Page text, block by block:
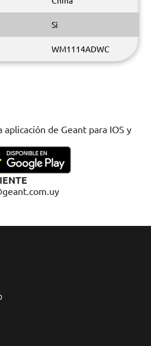
Si
WM1114ADWC
aplicación de Geant para IOS y